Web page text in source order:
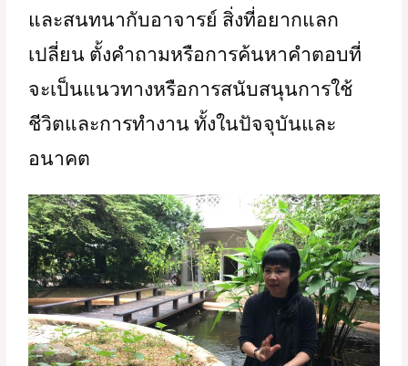
และสนทนากับอาจารย์ สิ่งที่อยากแลก
เปลี่ยน ตั้งคำถามหรือการค้นหาคำตอบที่
จะเป็นแนวทางหรือการสนับสนุนการใช้
ชีวิตและการทำงาน ทั้งในปัจจุบันและ
อนาคต